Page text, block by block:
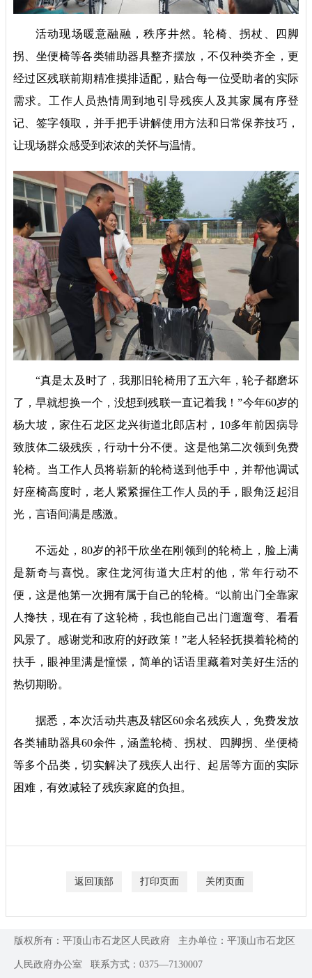
活动现场暖意融融，秩序井然。轮椅、拐杖、四脚
拐、坐便椅等各类辅助器具整齐摆放，不仅种类齐全，更
经过区残联前期精准摸排适配，贴合每一位受助者的实际
需求。工作人员热情周到地引导残疾人及其家属有序登
记、签字领取，并手把手讲解使用方法和日常保养技巧，
让现场群众感受到浓浓的关怀与温情。
“真是太及时了，我那旧轮椅用了五六年，轮子都磨坏
了，早就想换一个，没想到残联一直记着我！”今年60岁的
杨大坡，家住石龙区龙兴街道北郎店村，10多年前因病导
致肢体二级残疾，行动十分不便。这是他第二次领到免费
轮椅。当工作人员将崭新的轮椅送到他手中，并帮他调试
好座椅高度时，老人紧紧握住工作人员的手，眼角泛起泪
光，言语间满是感激。
不远处，80岁的祁干欣坐在刚领到的轮椅上，脸上满
是新奇与喜悦。家住龙河街道大庄村的他，常年行动不
便，这是他第一次拥有属于自己的轮椅。“以前出门全靠家
人搀扶，现在有了这轮椅，我也能自己出门遛遛弯、看看
风景了。感谢党和政府的好政策！”老人轻轻抚摸着轮椅的
扶手，眼神里满是憧憬，简单的话语里藏着对美好生活的
热切期盼。
据悉，本次活动共惠及辖区60余名残疾人，免费发放
各类辅助器具60余件，涵盖轮椅、拐杖、四脚拐、坐便椅
等多个品类，切实解决了残疾人出行、起居等方面的实际
困难，有效减轻了残疾家庭的负担。
返回顶部 打印页面 关闭页面
版权所有：平顶山市石龙区人民政府 主办单位：平顶山市石龙区
人民政府办公室 联系方式：0375—7130007